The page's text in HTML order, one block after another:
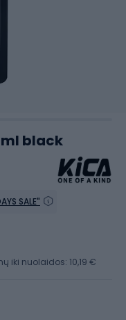
ml black
SALE"
iki nuolaidos: 10,19 €